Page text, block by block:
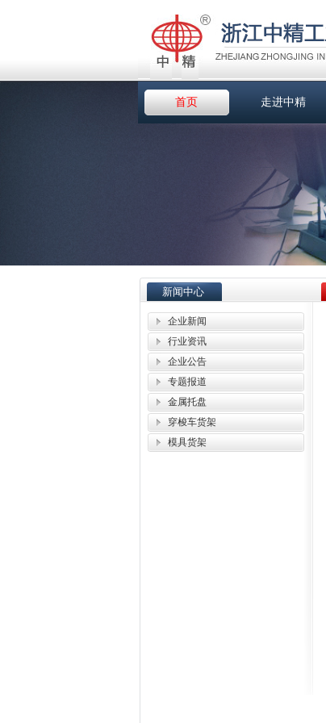
首页 走进中精
新闻中心
企业新闻
行业资讯
企业公告
专题报道
金属托盘
穿梭车货架
模具货架